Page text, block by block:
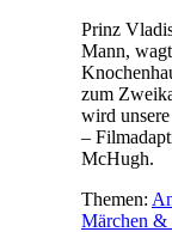
Prinz
Mann, wagt
zum
wird
–
McHugh.
Themen:
Märchen &